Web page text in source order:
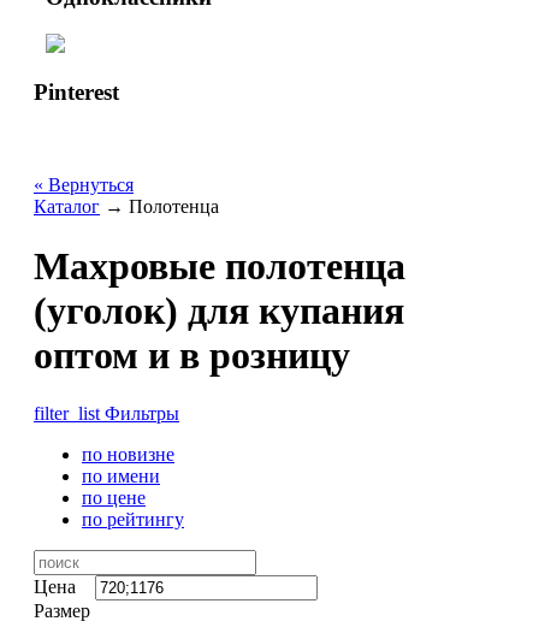
Pinterest
« Вернуться
Каталог → Полотенца
Махровые полотенца
(уголок) для купания
оптом и в розницу
filter_list Фильтры
по новизне
по имени
по цене
по рейтингу
Цена
Размер